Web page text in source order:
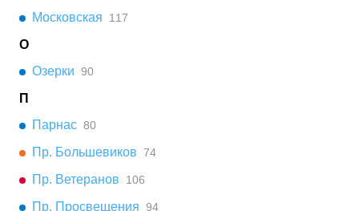
Московская
117
О
Озерки 90
П
Парнас 80
Пр. Большевиков 74
Пр. Ветеранов 106
Пр. Просвещения 94